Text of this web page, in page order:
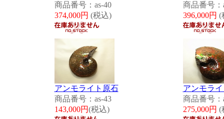
商品番号：as-40
374,000円 (税込)
商品番号：
396,000円 (
アンモライト原石
商品番号：as-43
143,000円(税込)
アンモラ
商品番号：
275,000円 (